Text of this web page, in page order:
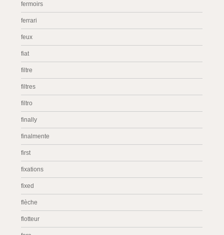
fermoirs
ferrari
feux
fiat
filtre
filtres
filtro
finally
finalmente
first
fixations
fixed
flèche
flotteur